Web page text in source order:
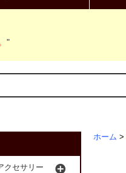
"
ホーム >
クセサリー